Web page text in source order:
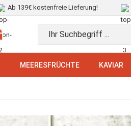
Ab 139€ kostenfreie Lieferung!
MEERESFRÜCHTE KAVIAR